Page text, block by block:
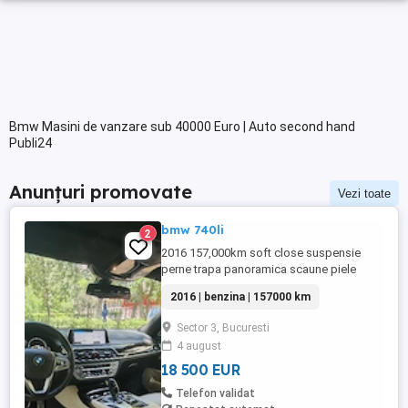
Bmw Masini de vanzare sub 40000 Euro | Auto second hand
Publi24
Anunțuri promovate Vezi toate
2 bmw 740li
2016 157,000km soft close suspensie
perne trapa panoramica scaune piele
electric stare excelenta
2016 | benzina | 157000 km
Sector 3, Bucuresti
4 august
18 500 EUR
Telefon validat